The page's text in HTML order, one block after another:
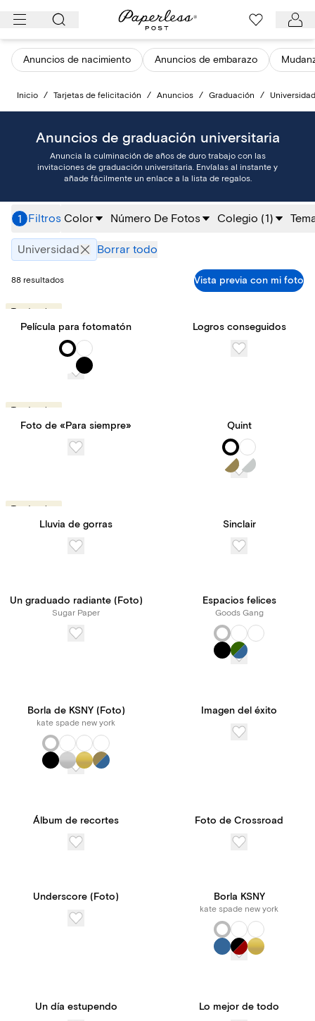
Ir
contenido
Anuncios de nacimiento Anuncios de embarazo
Inicio / Tarjetas de felicitación / Anuncios / Graduación / Universidad
Anuncios de graduación universitaria
Anuncia la culminación de años de duro trabajo con las
invitaciones de graduación universitaria. Envíalas al instante y
añade fácilmente un enlace a la lista de regalos.
1 Filtros Color Número De Fotos Colegio (1)
Universidad Borrar todo
88 resultados Vista previa con mi foto
Tendencias
Película para fotomatón Logros conseguidos
Tendencias
Foto de «Para siempre» Quint
Tendencias
Lluvia de gorras Sinclair
Un graduado radiante (Foto)
Sugar Paper
Espacios felices
Goods Gang
Borla de KSNY (Foto)
kate spade new york
Imagen del éxito
Álbum de recortes Foto de Crossroad
Underscore (Foto) Borla KSNY
kate spade new york
Un día estupendo Lo mejor de todo